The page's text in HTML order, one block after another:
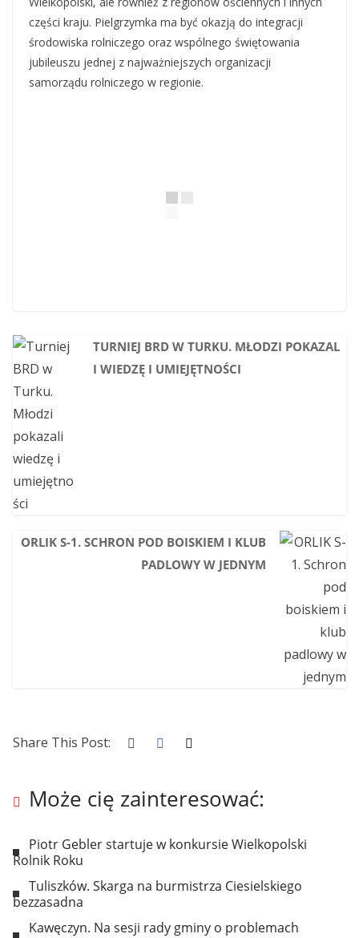
części kraju. Pielgrzymka ma być okazją do integracji
środowiska rolniczego oraz wspólnego świętowania
jubileuszu jednej z najważniejszych organizacji
samorządu rolniczego w regionie.
TURNIEJ BRD W TURKU. MŁODZI POKAZAL
I WIEDZĘ I UMIEJĘTNOŚCI
ORLIK S-1. SCHRON POD BOISKIEM I KLUB
PADLOWY W JEDNYM
Share This Post:
Może cię zainteresować:
Piotr Gebler startuje w konkursie Wielkopolski
Rolnik Roku
Tuliszków. Skarga na burmistrza Ciesielskiego
bezzasadna
Kawęczyn. Na sesji rady gminy o problemach